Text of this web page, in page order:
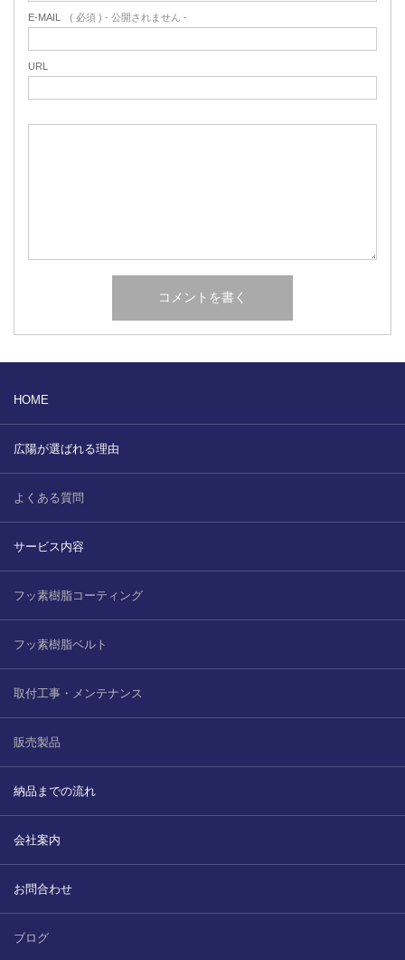
E-MAIL ( 必須 ) - 公開されません -
URL
HOME
広陽が選ばれる理由
よくある質問
サービス内容
フッ素樹脂コーティング
フッ素樹脂ベルト
取付工事・メンテナンス
販売製品
納品までの流れ
会社案内
お問合わせ
ブログ